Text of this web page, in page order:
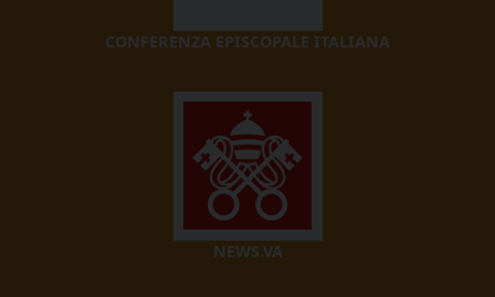
CONFERENZA EPISCOPALE ITALIANA
NEWS.VA